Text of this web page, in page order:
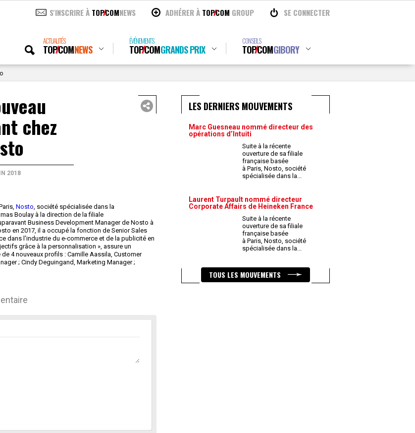
S'INSCRIRE À TOPCOMNEWS ADHÉRER À TOPCOM GROUP SE CONNECTER
ACTUALITÉS
TOPCOMNEWS
ÉVÉNEMENTS
TOPCOMGRANDS PRIX
CONSEILS
TOPCOMGIBORY
chez
2018
Nosto, société spécialisée dans la
Boulay à la direction de la filiale
Business Development Manager de Nosto à
en 2017, il a occupé la fonction de Senior Sales
dans l'industrie du e-commerce et de la publicité en
grâce à la personnalisation », assure un
4 nouveaux profils : Camille Aassila, Customer
; Cindy Deguingand, Marketing Manager ;
LES DERNIERS MOUVEMENTS
Marc Guesneau nommé directeur des
opérations d’Intuiti
Suite à la récente
ouverture de sa filiale
française basée
à Paris, Nosto, société
spécialisée dans la...
Laurent Turpault nommé directeur
Corporate Affairs de Heineken France
Suite à la récente
ouverture de sa filiale
française basée
à Paris, Nosto, société
spécialisée dans la...
TOUS LES MOUVEMENTS